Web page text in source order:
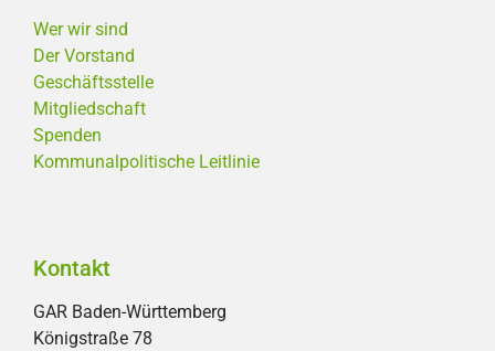
Wer wir sind
Der Vorstand
Geschäftsstelle
Mitgliedschaft
Spenden
Kommunalpolitische Leitlinie
Kontakt
GAR Baden-Württemberg
Königstraße 78